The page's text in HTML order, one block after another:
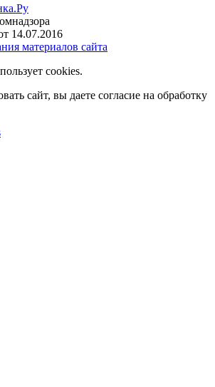
14.07.2016
материалов сайта
cookies.
сайт, вы даете согласие на обработку